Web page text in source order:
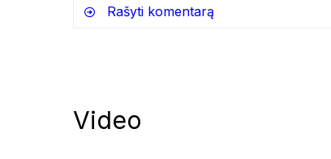
Rašyti komentarą
Video